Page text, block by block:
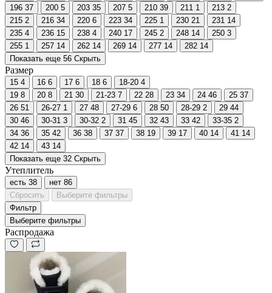
196 37 200 5 203 35 207 5 210 39 211 1 213 2
215 2 216 34 220 6 223 34 225 1 230 21 231 14
235 4 236 15 238 4 240 17 245 2 248 14 250 3
255 1 257 14 262 14 269 14 277 14 282 14
Показать еще 56 Скрыть
Размер
15 4 16 6 17 6 18 6 18-20 4
19 8 20 8 21 30 21-23 7 22 28 23 34 24 46 25 37
26 51 26-27 1 27 48 27-29 6 28 50 28-29 2 29 44
30 46 30-31 3 30-32 2 31 45 32 43 33 42 33-35 2
34 36 35 42 36 38 37 37 38 19 39 17 40 14 41 14
42 14 43 14
Показать еще 32 Скрыть
Утеплитель
есть 38 нет 86
Сбросить
Выберите фильтры
Фильтр
Выберите фильтры
Распродажа